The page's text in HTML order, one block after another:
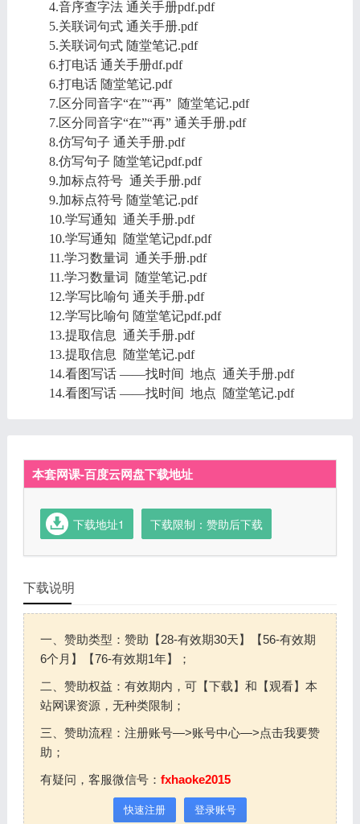
4.音序查字法 通关手册pdf.pdf
5.关联词句式 通关手册.pdf
5.关联词句式 随堂笔记.pdf
6.打电话 通关手册df.pdf
6.打电话 随堂笔记.pdf
7.区分同音字“在”“再” 随堂笔记.pdf
7.区分同音字“在”“再” 通关手册.pdf
8.仿写句子 通关手册.pdf
8.仿写句子 随堂笔记pdf.pdf
9.加标点符号 通关手册.pdf
9.加标点符号 随堂笔记.pdf
10.学写通知 通关手册.pdf
10.学写通知 随堂笔记pdf.pdf
11.学习数量词 通关手册.pdf
11.学习数量词 随堂笔记.pdf
12.学写比喻句 通关手册.pdf
12.学写比喻句 随堂笔记pdf.pdf
13.提取信息 通关手册.pdf
13.提取信息 随堂笔记.pdf
14.看图写话 ——找时间 地点 通关手册.pdf
14.看图写话 ——找时间 地点 随堂笔记.pdf
本套网课-百度云网盘下载地址
下载地址1 下载限制：赞助后下载
下载说明
一、赞助类型：赞助【28-有效期30天】【56-有效期
6个月】【76-有效期1年】；
二、赞助权益：有效期内，可【下载】和【观看】本
站网课资源，无种类限制；
三、赞助流程：注册账号—>账号中心—>点击我要赞
助；
有疑问，客服微信号： fxhaoke2015
快速注册 登录账号